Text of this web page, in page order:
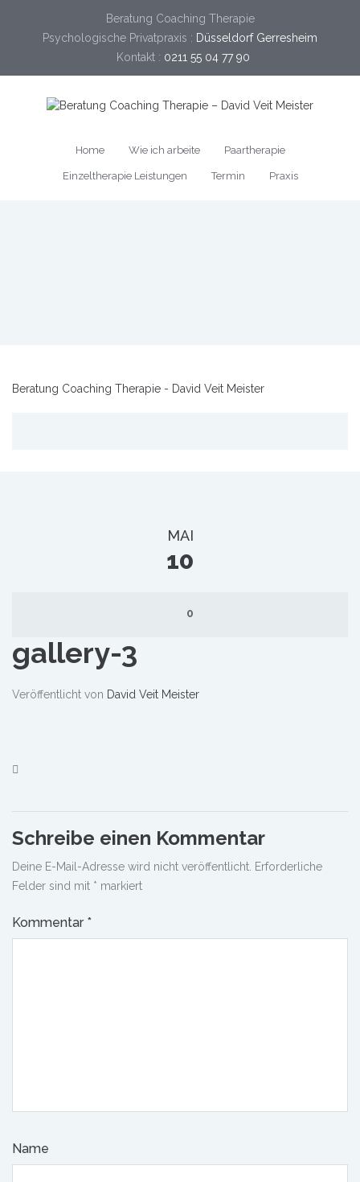
Beratung Coaching Therapie
Psychologische Privatpraxis : Düsseldorf Gerresheim
Kontakt : 0211 55 04 77 90
Home Wie ich arbeite Paartherapie
Einzeltherapie Leistungen Termin Praxis
Beratung Coaching Therapie - David Veit Meister
MAI
10
0
gallery-3
Veröffentlicht von David Veit Meister
Schreibe einen Kommentar
Deine E-Mail-Adresse wird nicht veröffentlicht. Erforderliche
Felder sind mit * markiert
Kommentar *
Name